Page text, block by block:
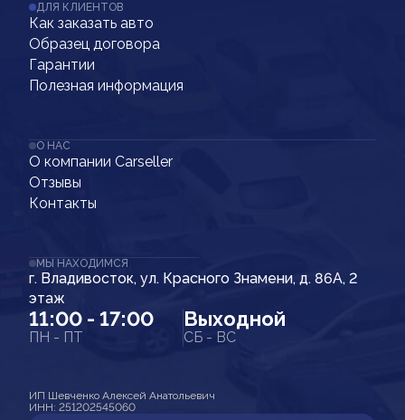
ДЛЯ КЛИЕНТОВ
Как заказать авто
Образец договора
Гарантии
Полезная информация
О НАС
О компании Carseller
Отзывы
Контакты
МЫ НАХОДИМСЯ
г. Владивосток, ул. Красного Знамени, д. 86А, 2
этаж
11:00 - 17:00
ПН - ПТ
Выходной
СБ - ВС
ИП Шевченко Алексей Анатольевич
ИНН: 251202545060